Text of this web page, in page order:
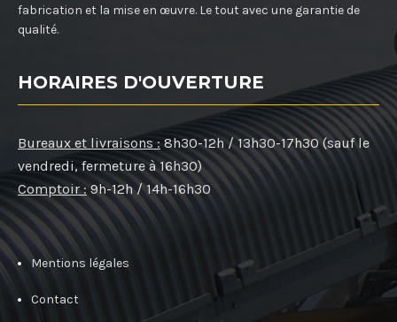
fabrication et la mise en œuvre. Le tout avec une garantie de
qualité.
HORAIRES D'OUVERTURE
Bureaux et livraisons : 8h30-12h / 13h30-17h30 (sauf le
vendredi, fermeture à 16h30)
Comptoir : 9h-12h / 14h-16h30
Mentions légales
Contact